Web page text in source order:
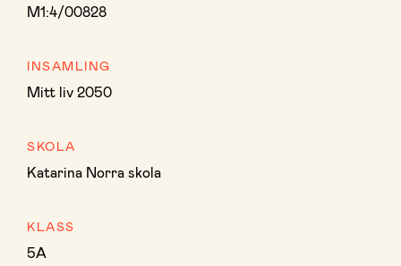
M1:4/00828
INSAMLING
Mitt liv 2050
SKOLA
Katarina Norra skola
KLASS
5A